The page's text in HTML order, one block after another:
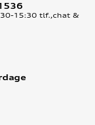
15:30 tlf.,chat &